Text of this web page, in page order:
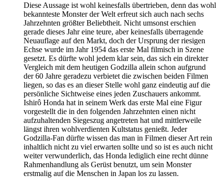
Diese Aussage ist wohl keinesfalls übertrieben, denn das wohl
bekannteste Monster der Welt erfreut sich auch nach sechs
Jahrzehnten größter Beliebtheit. Nicht umsonst erschien
gerade dieses Jahr eine teure, aber keinesfalls überragende
Neuauflage auf den Markt, doch der Ursprung der riesigen
Echse wurde im Jahr 1954 das erste Mal filmisch in Szene
gesetzt. Es dürfte wohl jedem klar sein, das sich ein direkter
Vergleich mit dem heutigen Godzilla allein schon aufgrund
der 60 Jahre geradezu verbietet die zwischen beiden Filmen
liegen, so das es an dieser Stelle wohl ganz eindeutig auf die
persönliche Sichtweise eines jeden Zuschauers ankommt.
Ishirô Honda hat in seinem Werk das erste Mal eine Figur
vorgestellt die in den folgenden Jahrzehnten einen nicht
aufzuhaltenden Siegeszug angetreten hat und mittlerweile
längst ihren wohlverdienten Kultstatus genießt. Jeder
Godzilla-Fan dürfte wissen das man in Filmen dieser Art rein
inhaltlich nicht zu viel erwarten sollte und so ist es auch nicht
weiter verwunderlich, das Honda lediglich eine recht dünne
Rahmenhandlung als Gerüst benutzt, um sein Monster
erstmalig auf die Menschen in Japan los zu lassen.